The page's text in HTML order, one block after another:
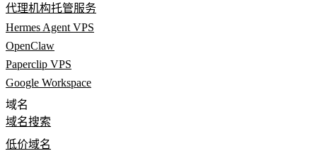
代理机构托管服务
Hermes Agent VPS
OpenClaw
Paperclip VPS
Google Workspace
域名
域名搜索
低价域名